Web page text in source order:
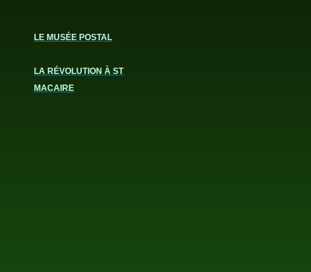
LE MUSÉE POSTAL
LA RÉVOLUTION À ST
MACAIRE